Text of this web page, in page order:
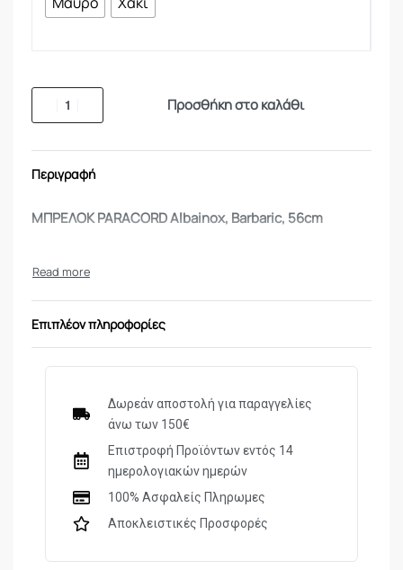
Προσθήκη στο καλάθι
Περιγραφή
ΜΠΡΕΛΟΚ PARACORD Albainox, Barbaric, 56cm
Επιπλέον πληροφορίες
Δωρεάν αποστολή για παραγγελίες
άνω των 150€
Επιστροφή Προϊόντων εντός 14
ημερολογιακών ημερών
100% Ασφαλείς Πληρωμες
Αποκλειστικές Προσφορές